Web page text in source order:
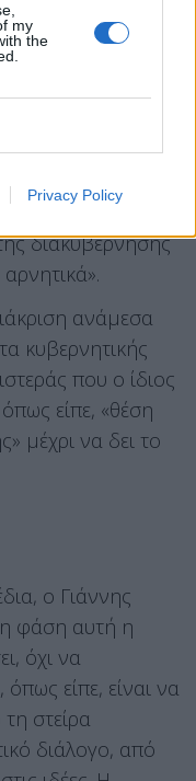
my
the
Privacy Policy
Αλέξη Τσίπρα.
αλλαγή που
τη δω αυτή την
καταλυτικό
διεθνούς
αλλά και
διακυβέρνησής
ανάμεσα
κυβερνητικής
που ο ίδιος
είπε, «θέση
μέχρι να δει το
ο Γιάννης
φάση αυτή η
όχι να
είπε, είναι να
στείρα
διάλογο, από